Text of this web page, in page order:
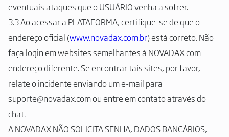
eventuais ataques que o USUÁRIO venha a sofrer.
3.3 Ao acessar a PLATAFORMA, certifique-se de que o
endereço oficial (www.novadax.com.br) está correto. Não
faça login em websites semelhantes à NOVADAX com
endereço diferente. Se encontrar tais sites, por favor,
relate o incidente enviando um e-mail para
suporte@novadax.com ou entre em contato através do
chat.
A NOVADAX NÃO SOLICITA SENHA, DADOS BANCÁRIOS,